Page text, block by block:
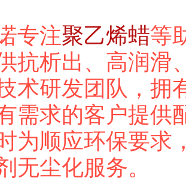
专注聚乙烯蜡等
抗析出、高润滑
术研发团队，拥
需求的客户提供
为顺应环保要求
无尘化服务。